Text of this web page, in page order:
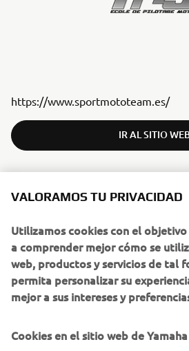
https://www.sportmototeam.es/
IR AL SITIO
RIDING SCHOOL
VALORAMOS TU PRIVACIDAD
Utilizamos cookies con el objetivo
a comprender mejor cómo se
web, productos y servicios de tal
permita personalizar su
mejor a sus intereses y
Cookies en el sitio web de